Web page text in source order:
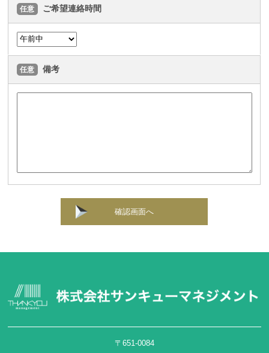
任意 ご希望連絡時間
任意 備考
確認画面へ
〒651-0084